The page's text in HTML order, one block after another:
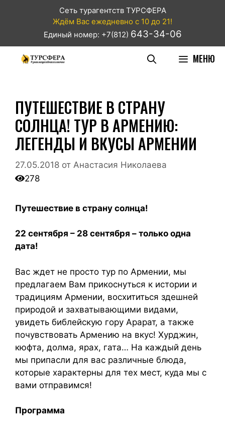
Сеть турагентств ТУРСФЕРА
Ждём Вас ежедневно с 10 до 21!
Единый номер: +7(812) 643-34-06
МЕНЮ
ПУТЕШЕСТВИЕ В СТРАНУ
СОЛНЦА! ТУР В АРМЕНИЮ:
ЛЕГЕНДЫ И ВКУСЫ АРМЕНИИ
27.05.2018 от Анастасия Николаева
278
Путешествие в страну солнца!
22 сентября – 28 сентября – только одна
дата!
Вас ждет не просто тур по Армении, мы
предлагаем Вам прикоснуться к истории и
традициям Армении, восхититься здешней
природой и захватывающими видами,
увидеть библейскую гору Арарат, а также
почувствовать Армению на вкус! Хурджин,
кюфта, долма, ярах, гата… На каждый день
мы припасли для вас различные блюда,
которые характерны для тех мест, куда мы с
вами отправимся!
Программа